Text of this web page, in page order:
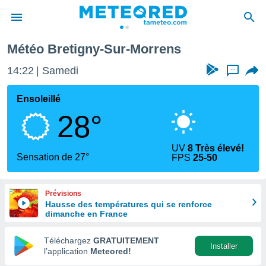
de
en
Météo Bretigny-Sur-Morrens
14:22 Samedi ...
Ensoleillé
28°
Sensation de 27°
UV8 Très élevé!
FPS25-50
Prévisions
Hausse des températures qui se renforce
dimanche en France
Téléchargez GRATUITEMENT
l’application Meteored!
Installer